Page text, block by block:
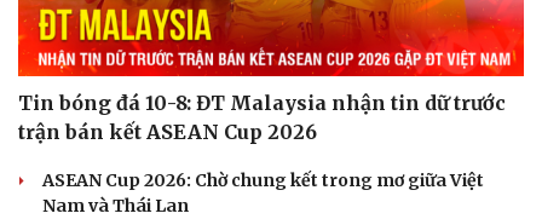
Tin bóng đá 10-8: ĐT Malaysia nhận tin dữ trước
trận bán kết ASEAN Cup 2026
ASEAN Cup 2026: Chờ chung kết trong mơ giữa Việt
Nam và Thái Lan